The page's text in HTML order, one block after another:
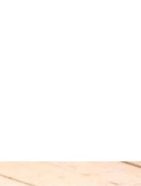
AUCH!
zu gestalten
auf die Website.
kannst du über den